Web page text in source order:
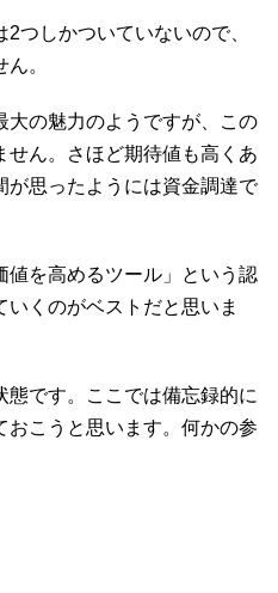
つしかついていないので、
。
大の魅力のようですが、この
ん。さほど期待値も高くあ
が思ったようには資金調達で
値を高めるツール」という認
くのがベストだと思いま
態です。ここでは備忘録的に
こうと思います。何かの参